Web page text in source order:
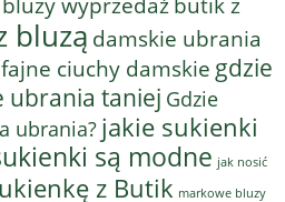
bluzą damskie ubrania
fajne ciuchy damskie gdzie
ubrania taniej Gdzie
ubrania? jakie sukienki
są modne jak nosić
z Butik markowe bluzy